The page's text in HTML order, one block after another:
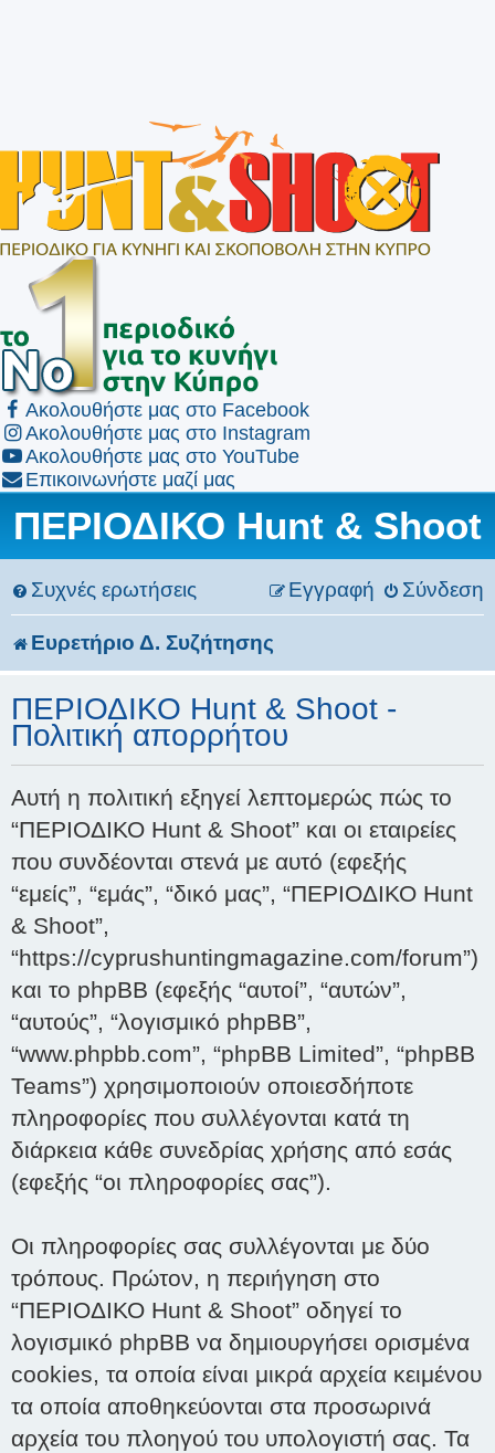
Ακολουθήστε μας στο Facebook
Ακολουθήστε μας στο Instagram
Ακολουθήστε μας στο YouTube
Επικοινωνήστε μαζί μας
ΠΕΡΙΟΔΙΚΟ Hunt & Shoot
Συχνές ερωτήσεις Σύνδεση
Εγγραφή
Ευρετήριο Δ. Συζήτησης
ΠΕΡΙΟΔΙΚΟ Hunt & Shoot -
Πολιτική απορρήτου
Αυτή η πολιτική εξηγεί λεπτομερώς πώς το
“ΠΕΡΙΟΔΙΚΟ Hunt & Shoot” και οι εταιρείες
που συνδέονται στενά με αυτό (εφεξής
“εμείς”, “εμάς”, “δικό μας”, “ΠΕΡΙΟΔΙΚΟ Hunt
& Shoot”,
“https://cyprushuntingmagazine.com/forum”)
και το phpBB (εφεξής “αυτοί”, “αυτών”,
“αυτούς”, “λογισμικό phpBB”,
“www.phpbb.com”, “phpBB Limited”, “phpBB
Teams”) χρησιμοποιούν οποιεσδήποτε
πληροφορίες που συλλέγονται κατά τη
διάρκεια κάθε συνεδρίας χρήσης από εσάς
(εφεξής “οι πληροφορίες σας”).
Οι πληροφορίες σας συλλέγονται με δύο
τρόπους. Πρώτον, η περιήγηση στο
“ΠΕΡΙΟΔΙΚΟ Hunt & Shoot” οδηγεί το
λογισμικό phpBB να δημιουργήσει ορισμένα
cookies, τα οποία είναι μικρά αρχεία κειμένου
τα οποία αποθηκεύονται στα προσωρινά
αρχεία του πλοηγού του υπολογιστή σας. Τα